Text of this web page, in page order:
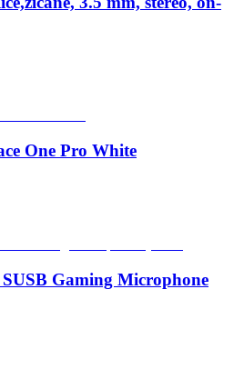
One Pro White
Gaming Microphone